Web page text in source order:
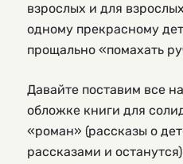
взрослых и для
одному прекрасному
прощально «помахать
Давайте поставим все
обложке книги для
«роман» (рассказы о
рассказами и